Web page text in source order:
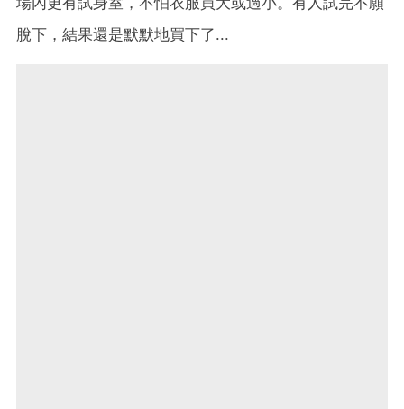
脫下，結果還是默默地買下了...